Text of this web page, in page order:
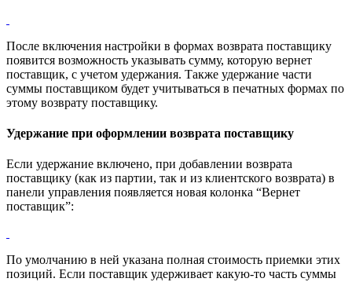
После включения настройки в формах возврата поставщику
появится возможность указывать сумму, которую вернет
поставщик, с учетом удержания. Также удержание части
суммы поставщиком будет учитываться в печатных формах по
этому возврату поставщику.
Удержание при оформлении возврата поставщику
Если удержание включено, при добавлении возврата
поставщику (как из партии, так и из клиентского возврата) в
панели управления появляется новая колонка “Вернет
поставщик”:
По умолчанию в ней указана полная стоимость приемки этих
позиций. Если поставщик удерживает какую-то часть суммы